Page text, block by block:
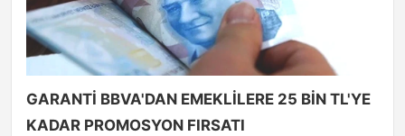
GARANTİ BBVA'DAN EMEKLİLERE 25 BİN TL'YE
KADAR PROMOSYON FIRSATI